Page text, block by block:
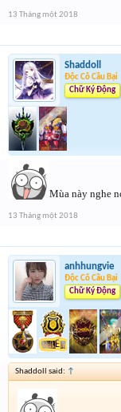
13 Tháng một 2018
Shaddoll
Độc Cô Cầu Bại
Chữ Ký Động
Mùa này nghe
13 Tháng một 2018
anhhungvie
Độc Cô Cầu Bại
Chữ Ký Động
Shaddoll said: ↑